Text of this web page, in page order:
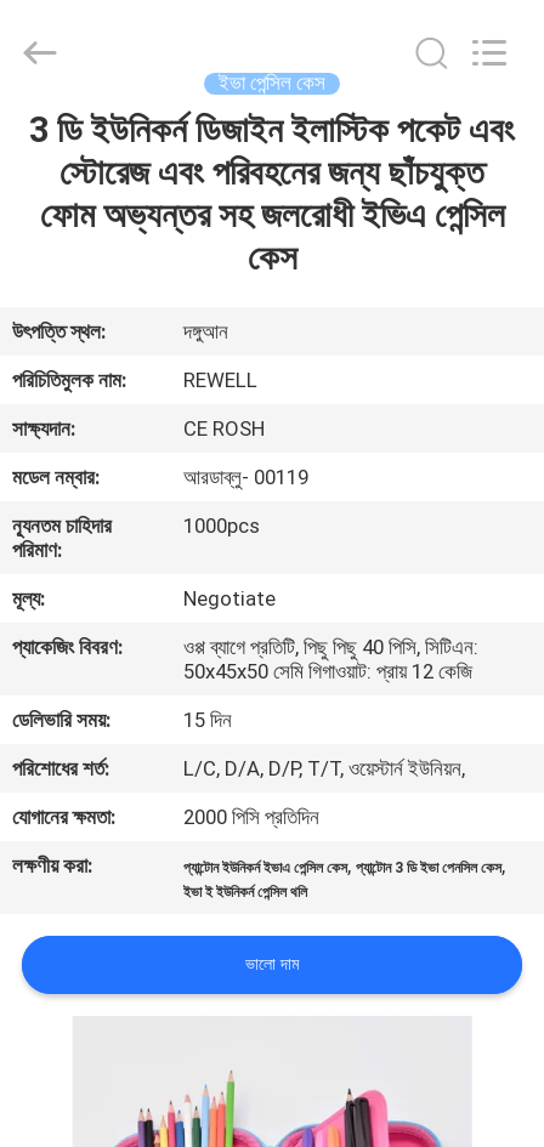
বাড়ি
পণ্য
সম্পর্কে
ভ্রমণ
মান
সাইট
PRIVACY
POLICY
Rights
ECER
ইভা পেন্সিল কেস
3 ডি ইউনিকর্ন ডিজাইন ইলাস্টিক পকেট এবং
স্টোরেজ এবং পরিবহনের জন্য ছাঁচযুক্ত
ফোম অভ্যন্তর সহ জলরোধী ইভিএ পেন্সিল
কেস
উৎপত্তি স্থল:
দঙ্গুআন
পরিচিতিমুলক নাম:
REWELL
সাক্ষ্যদান:
CE ROSH
মডেল নম্বার:
আরডাব্লু- 00119
ন্যূনতম চাহিদার
পরিমাণ:
1000pcs
মূল্য:
Negotiate
প্যাকেজিং বিবরণ:
ওপ্প ব্যাগে প্রতিটি, পিছু পিছু 40 পিসি, সিটিএন:
50x45x50 সেমি গিগাওয়াট: প্রায় 12 কেজি
ডেলিভারি সময়:
15 দিন
পরিশোধের শর্ত:
L/C, D/A, D/P, T/T, ওয়েস্টার্ন ইউনিয়ন,
যোগানের ক্ষমতা:
2000 পিসি প্রতিদিন
লক্ষণীয় করা:
প্যান্টোন ইউনিকর্ন ইভাএ পেন্সিল কেস,প্যান্টোন 3 ডি ইভা পেনসিল কেস,
ইভা ই ইউনিকর্ন পেন্সিল থলি
ভালো দাম